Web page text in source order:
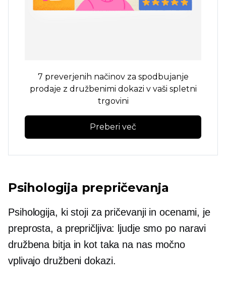
7 preverjenih načinov za spodbujanje
prodaje z družbenimi dokazi v vaši spletni
trgovini
Preberi več
Psihologija prepričevanja
Psihologija, ki stoji za pričevanji in ocenami, je
preprosta, a prepričljiva: ljudje smo po naravi
družbena bitja in kot taka na nas močno
vplivajo družbeni dokazi.